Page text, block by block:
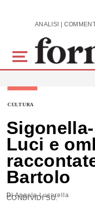
Skip to main content
CULTURA
Luci e
Bartolo
DiAngelo Lucarella
CONDIVIDI SU: